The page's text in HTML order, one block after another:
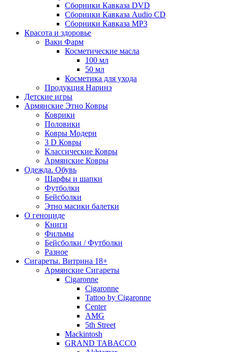
Сборники Кавказа DVD
Сборники Кавказа Audio CD
Сборники Кавказа MP3
Красота и здоровье
Ваки Фарм
Косметические масла
100 мл
50 мл
Косметика для ухода
Продукция Наринэ
Детские игры
Армянские Этно Ковры
Коврики
Половики
Ковры Модерн
3 D Ковры
Классические Ковры
Армянские Ковры
Одежда. Обувь
Шарфы и шапки
Футболки
Бейсболки
Этно масики балетки
О геноциде
Книги
Фильмы
Бейсболки / Футболки
Разное
Сигареты. Витрина 18+
Армянские Сигареты
Cigaronne
Cigaronne
Tattoo by Cigaronne
Center
AMG
5th Street
Mackintosh
GRAND TABACCO